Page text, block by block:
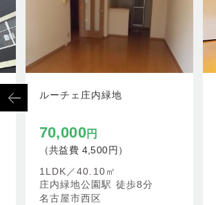
ルーチェ庄内緑地
70,000円
（共益費 4,500円）
名古屋市西区
1LDK／40.10㎡
庄内緑地公園駅 徒歩8分